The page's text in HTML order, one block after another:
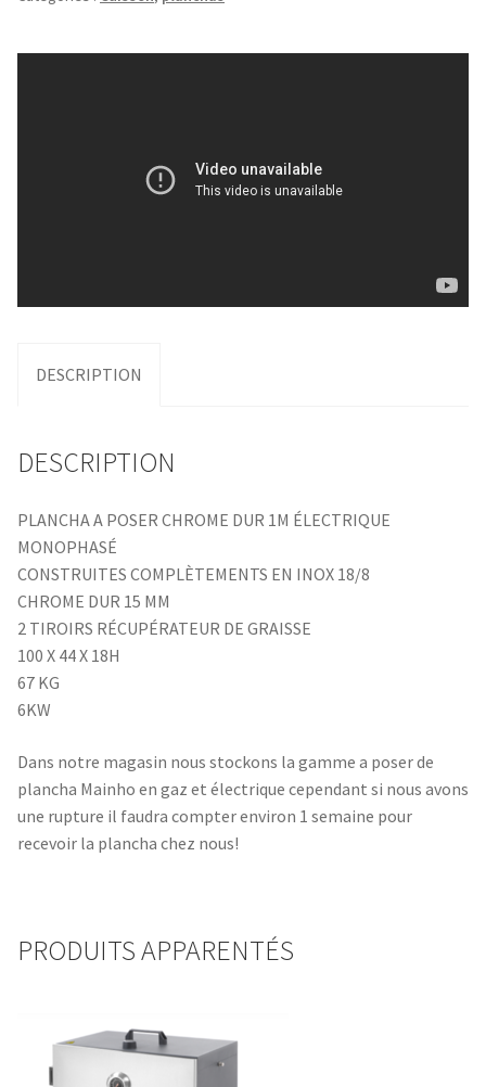
dur
DESCRIPTION
DESCRIPTION
PLANCHA A POSER CHROME DUR 1M ÉLECTRIQUE
MONOPHASÉ
CONSTRUITES COMPLÈTEMENTS EN INOX 18/8
CHROME DUR 15 MM
2 TIROIRS RÉCUPÉRATEUR DE GRAISSE
100 X 44 X 18H
67 KG
6KW
Dans notre magasin nous stockons la gamme a poser de
plancha Mainho en gaz et électrique cependant si nous avons
une rupture il faudra compter environ 1 semaine pour
recevoir la plancha chez nous!
PRODUITS APPARENTÉS